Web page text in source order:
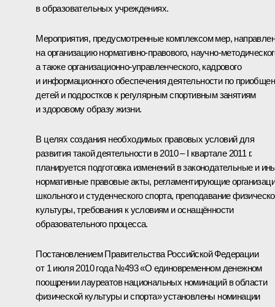
в образовательных учреждениях.
Мероприятия, предусмотренные комплексом мер,
на организацию нормативно-правового, научно-
а также организационно-управленческого, кадрового
и информационного обеспечения деятельности по
детей и подростков к регулярным спортивным занятиям
и здоровому образу жизни.
В целях создания необходимых правовых условий для
развития такой деятельности в 2010 – I квартале 2011 г.
планируется подготовка изменений в законодательные и
нормативные правовые акты, регламентирующие
школьного и студенческого спорта, преподавание
культуры, требования к условиям и оснащённости
образовательного процесса.
Постановлением Правительства Российской Федерации
от 1 июля 2010 года №493 «О единовременном денежном
поощрении лауреатов национальных номинаций в области
физической культуры и спорта» установлены номинации